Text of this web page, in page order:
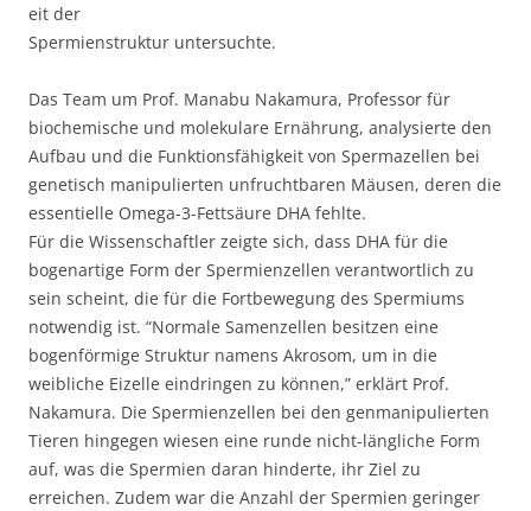
eit der
Spermienstruktur untersuchte.
Das Team um Prof. Manabu Nakamura, Professor für
biochemische und molekulare Ernährung, analysierte den
Aufbau und die Funktionsfähigkeit von Spermazellen bei
genetisch manipulierten unfruchtbaren Mäusen, deren die
essentielle Omega-3-Fettsäure DHA fehlte.
Für die Wissenschaftler zeigte sich, dass DHA für die
bogenartige Form der Spermienzellen verantwortlich zu
sein scheint, die für die Fortbewegung des Spermiums
notwendig ist. “Normale Samenzellen besitzen eine
bogenförmige Struktur namens Akrosom, um in die
weibliche Eizelle eindringen zu können,” erklärt Prof.
Nakamura. Die Spermienzellen bei den genmanipulierten
Tieren hingegen wiesen eine runde nicht-längliche Form
auf, was die Spermien daran hinderte, ihr Ziel zu
erreichen. Zudem war die Anzahl der Spermien geringer